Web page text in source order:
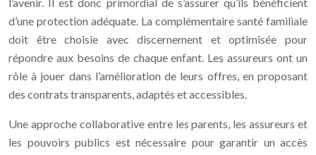
d’une protection adéquate. La complémentaire santé familiale
doit être choisie avec discernement et optimisée pour
répondre aux besoins de chaque enfant. Les assureurs ont un
rôle à jouer dans l’amélioration de leurs offres, en proposant
des contrats transparents, adaptés et accessibles.
Une approche collaborative entre les parents, les assureurs et
les pouvoirs publics est nécessaire pour garantir un accès